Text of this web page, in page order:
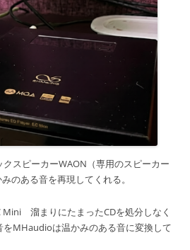
スピーカーWAON（専用のスピーカー
のある音を再現してくれる。
Mini 溜まりにたまったCDを処分しなく
をMHaudioは温かみのある音に変換して